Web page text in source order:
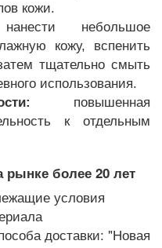
кожи.
небольшое
кожу, вспенить
тщательно смыть
использования.
повышенная
к отдельным
рынке более 20 лет
условия
доставки: "Новая